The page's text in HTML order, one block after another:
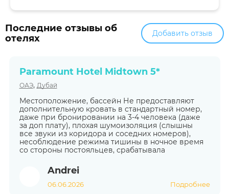
Последние отзывы об
отелях
Добавить отзыв
Paramount Hotel Midtown 5*
ОАЭ, Дубай
Местоположение, бассейн Не предоставляют
дополнительную кровать в стандартный номер,
даже при бронировании на 3-4 человека (даже
за доп плату), плохая шумоизоляция (слышны
все звуки из коридора и соседних номеров),
несоблюдение режима тишины в ночное время
со стороны постояльцев, срабатывала
Andrei
06.06.2026 Подробнее